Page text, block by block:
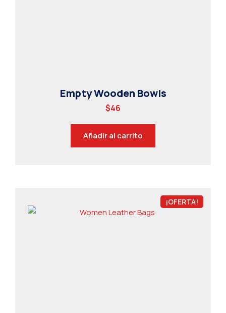
Empty Wooden Bowls
$46
Añadir al carrito
¡OFERTA!